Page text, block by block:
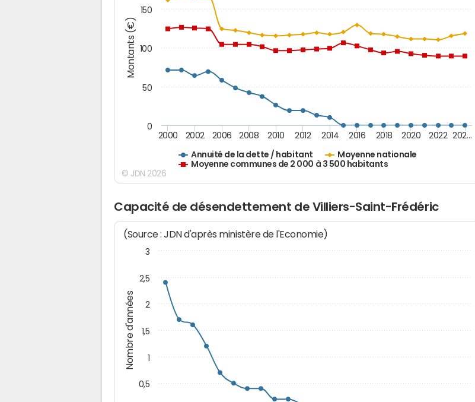
Montants (€)
Annuité de la dette / habitant
Moyenne nationale
Moyenne communes de 2 000 à 3 500 habitants
2000 2002 2006 2008 2010 2012 2014 2016 2018 2020 2022 202…
0
50
100
150
© JDN 2026
Capacité de désendettement de Villiers-Saint-Frédéric
Nombre d'années
(Source : JDN d'après ministère de l'Economie)
0,5
1
1,5
2
2,5
3